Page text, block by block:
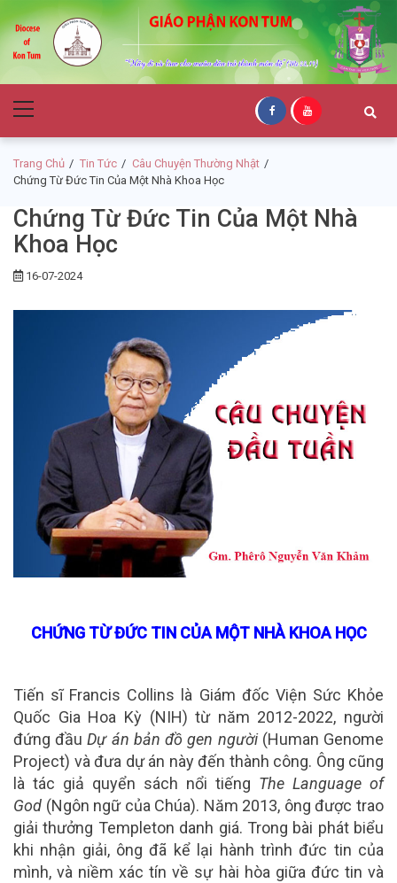
to
navigation
to
content
Giáo Phận Kon
Tum
Menu
Trang Chủ Tin Tức
Câu Chuyện Thường Nhật
Chứng Từ Đức Tin Của Một Nhà Khoa Học
Chứng Từ Đức Tin Của Một Nhà
Khoa Học
16-07-2024
CHỨNG TỪ ĐỨC TIN CỦA MỘT NHÀ KHOA HỌC
Tiến sĩ Francis Collins là Giám đốc Viện Sức Khỏe
Quốc Gia Hoa Kỳ (NIH) từ năm 2012-2022, người
đứng đầuDự án bản đồ gen người(Human Genome
Project) và đưa dự án này đến thành công. Ông cũng
là tác giả quyển sách nổi tiếng The Language of
God (Ngôn ngữ của Chúa). Năm 2013, ông được trao
giải thưởng Templeton danh giá. Trong bài phát biểu
khi nhận giải, ông đã kể lại hành trình đức tin của
mình, và niềm xác tín về sự hài hòa giữa đức tin và